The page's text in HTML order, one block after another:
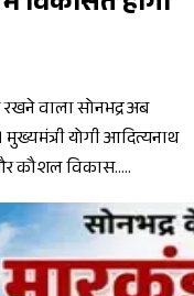
वाला सोनभद्र अब
योगी आदित्यनाथ
कौशल विकास.....